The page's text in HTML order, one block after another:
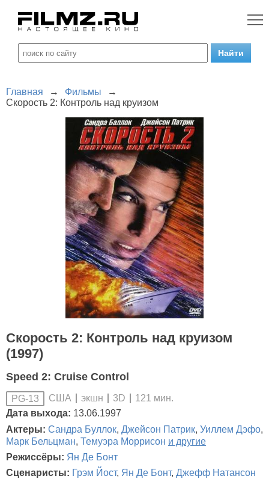
Главная → Фильмы
→
Скорость 2: Контроль над круизом
Скорость 2: Контроль над круизом
(1997)
Speed 2: Cruise Control
PG-13 США экшн 3D
121 мин.
Дата выхода: 13.06.1997
Актеры: Сандра Буллок, Джейсон Патрик, Уиллем Дэфо,
Марк Бельцман, Темуэра Моррисон и другие
Режиссёры: Ян Де Бонт
Сценаристы: Грэм Йост, Ян Де Бонт, Джефф Натансон